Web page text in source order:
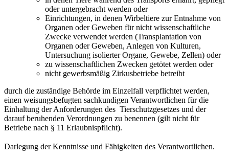
oder untergebracht werden oder
Einrichtungen, in denen Wirbeltiere zur Entnahme von
Organen oder Geweben für nicht wissenschaftliche
Zwecke verwendet werden (Transplantation von
Organen oder Geweben, Anlegen von Kulturen,
Untersuchung isolierter Organe, Gewebe, Zellen) oder
zu wissenschaftlichen Zwecken getötet werden oder
nicht gewerbsmäßig Zirkusbetriebe betreibt
durch die zuständige Behörde im Einzelfall verpflichtet werden,
einen weisungsbefugten sachkundigen Verantwortlichen für die
Einhaltung der Anforderungen des Tierschutzgesetzes und der
darauf beruhenden Verordnungen zu benennen (gilt nicht für
Betriebe nach § 11 Erlaubnispflicht).
Darlegung der Kenntnisse und Fähigkeiten des Verantwortlichen.